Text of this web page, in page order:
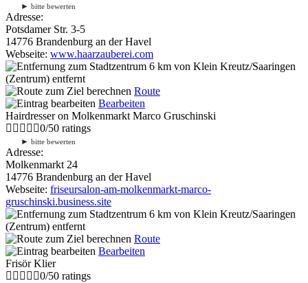
► bitte bewerten
Adresse:
Potsdamer Str. 3-5
14776 Brandenburg an der Havel
Webseite: www.haarzauberei.com
6 km von Klein Kreutz/Saaringen
(Zentrum) entfernt
Route
Bearbeiten
Hairdresser on Molkenmarkt Marco Gruschinski
0/50 ratings
► bitte bewerten
Adresse:
Molkenmarkt 24
14776 Brandenburg an der Havel
Webseite: friseursalon-am-molkenmarkt-marco-
gruschinski.business.site
6 km von Klein Kreutz/Saaringen
(Zentrum) entfernt
Route
Bearbeiten
Frisör Klier
0/50 ratings